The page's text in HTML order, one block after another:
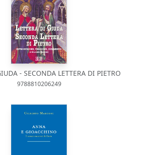
- SECONDA LETTERA DI PIETRO
9788810206249